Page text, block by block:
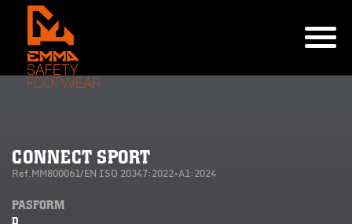
CONNECT SPORT
Ref.MM800061/EN ISO 20347:2022+A1:2024
PASFORM
D